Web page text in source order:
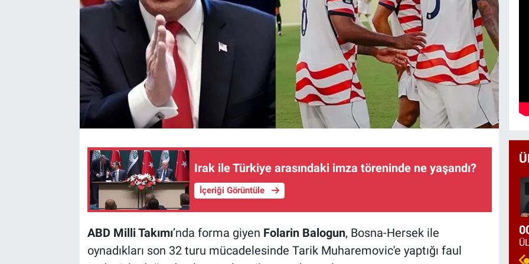
Irak ile Türkiye arasındaki imza töreninde ne yaşandı?
İçeriği Görüntüle
ABD Milli Takımı’nda forma giyen Folarin Balogun, Bosna-Hersek ile
oynadıkları son 32 turu mücadelesinde Tarik Muharemovic'e yaptığı faul